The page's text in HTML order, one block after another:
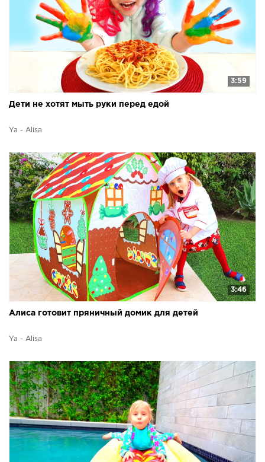
3:59
Дети не хотят мыть руки перед едой
Ya - Alisa
3:46
Алиса готовит пряничный домик для детей
Ya - Alisa